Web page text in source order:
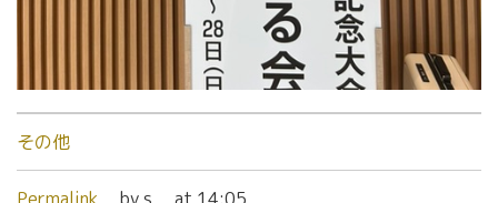
その他